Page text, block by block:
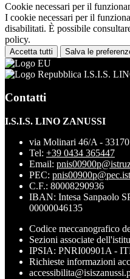
Cookie necessari per il
I cookie necessari per il
disabilitati. È possibile
policy.
Accetta tutti Salva le
I.S.I.S.
Contatti
I.S.I.S. LINO ZANUSSI
via Molinari 46/A -
Tel: +39 0434 365447
Email:
PEC:
C.F.: 80008290936
IBAN: Intesa Sanpaolo
00000046135
Codice meccanografico
Sezioni associate
IPSIA: PNRI00901A -
Richieste informazioni